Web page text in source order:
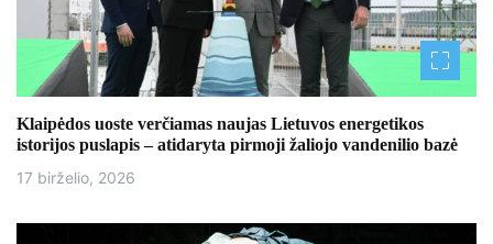
Klaipėdos uoste verčiamas naujas Lietuvos energetikos
istorijos puslapis – atidaryta pirmoji žaliojo vandenilio bazė
17 birželio, 2026